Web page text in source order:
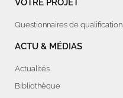
VOTRE PROJET
Questionnaires de qualification
ACTU & MÉDIAS
Actualités
Bibliothèque